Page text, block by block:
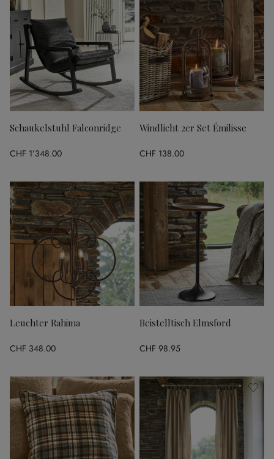
Schaukelstuhl Falconridge
CHF 1’348.00
Windlicht 2er Set Émilisse
CHF 138.00
Leuchter Rahima
CHF 348.00
Beistelltisch Elmsford
CHF 98.95